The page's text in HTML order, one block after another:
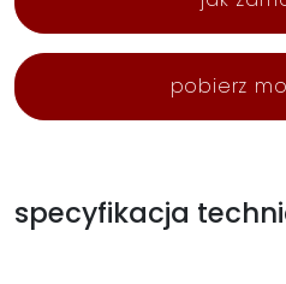
pobierz
specyfikacja